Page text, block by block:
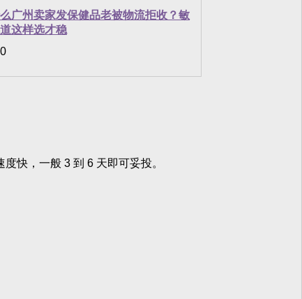
广州卖家发保健品老被物流拒收？敏
这样选才稳
快，一般 3 到 6 天即可妥投。